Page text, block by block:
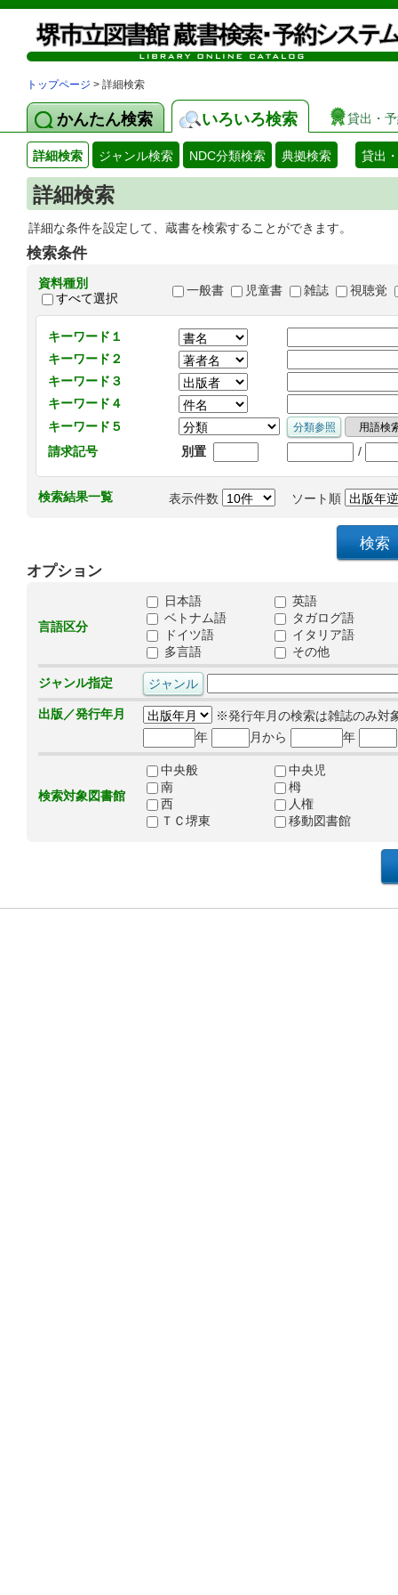
トップページ > 詳細検索
かんたん検索 いろいろ検索 貸出・
詳細検索 ジャンル検索 NDC分類検索 典拠検索 貸出
詳細検索
詳細な条件を設定して、蔵書を検索することができます。
検索条件
資料種別
すべて選択
一般書 児童書 雑誌 視聴覚
キーワード１
キーワード２
キーワード３
キーワード４
キーワード５
請求記号
別置 /
検索結果一覧 表示件数 ソート順
オプション
言語区分
日本語
英語
ベトナム語
タガログ語
ドイツ語
イタリア語
多言語
その他
ジャンル指定
出版／発行年月
※発行年月の検索は雑誌のみ対
年
月から 年
検索対象図書館
中央般
中央児
南
栂
西
人権
ＴＣ堺東
移動図書館